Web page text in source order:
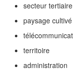
secteur tertiaire
paysage cultivé
territoire
administration